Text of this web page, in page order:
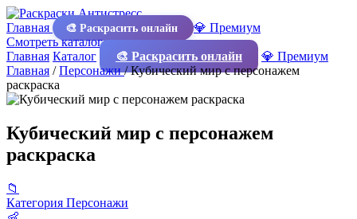
Главная 🎨 Раскрасить онлайн
💎 Премиум
Смотреть каталог
Главная Каталог 🎨 Раскрасить онлайн
💎 Премиум
Главная /Персонажи/Кубический мир с персонажем
раскраска
Кубический мир с персонажем
раскраска
📁
Категория Персонажи